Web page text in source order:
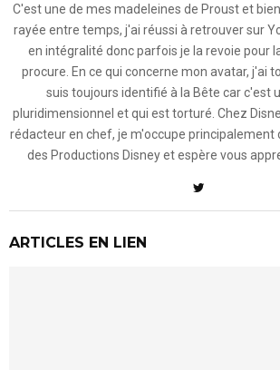
C'est une de mes madeleines de Proust et
rayée entre temps, j'ai réussi à retrouver sur
en intégralité donc parfois je la revoie pour
procure. En ce qui concerne mon avatar, j'ai
suis toujours identifié à la Bête car c'est
pluridimensionnel et qui est torturé. Chez
rédacteur en chef, je m'occupe principalement
des Productions Disney et espère vous
ARTICLES EN LIEN